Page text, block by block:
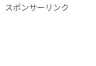
スポンサーリンク